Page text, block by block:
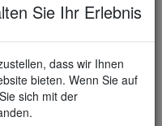
Sie Ihr Erlebnis
dass wir Ihnen
bieten. Wenn Sie auf
sich mit der